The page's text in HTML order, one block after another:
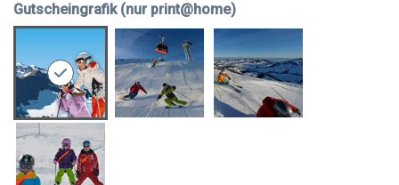
Gutscheingrafik (nur print@home)